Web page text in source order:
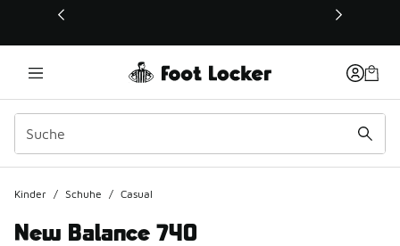
Dieser Link öffnet sich in einem neuen Fenster
Kinder / Schuhe / Casual
New Balance 740